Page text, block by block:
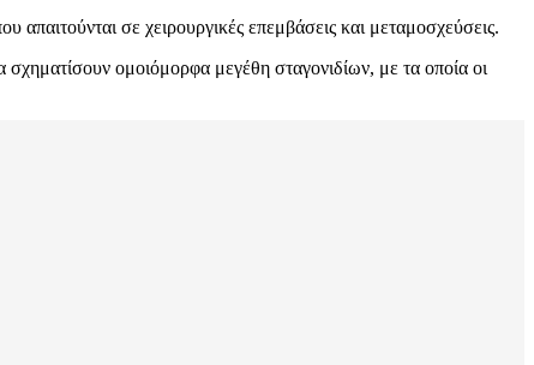
σε χειρουργικές επεμβάσεις και μεταμοσχεύσεις.
ομοιόμορφα μεγέθη σταγονιδίων, με τα οποία οι